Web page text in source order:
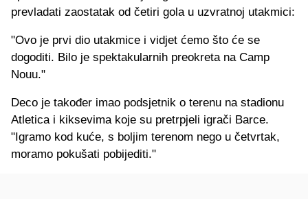
prevladati zaostatak od četiri gola u uzvratnoj utakmici:
"Ovo je prvi dio utakmice i vidjet ćemo što će se
dogoditi. Bilo je spektakularnih preokreta na Camp
Nouu."
Deco je također imao podsjetnik o terenu na stadionu
Atletica i kiksevima koje su pretrpjeli igrači Barce.
"Igramo kod kuće, s boljim terenom nego u četvrtak,
moramo pokušati pobijediti."